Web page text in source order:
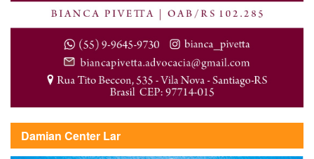
Damian Center Lar